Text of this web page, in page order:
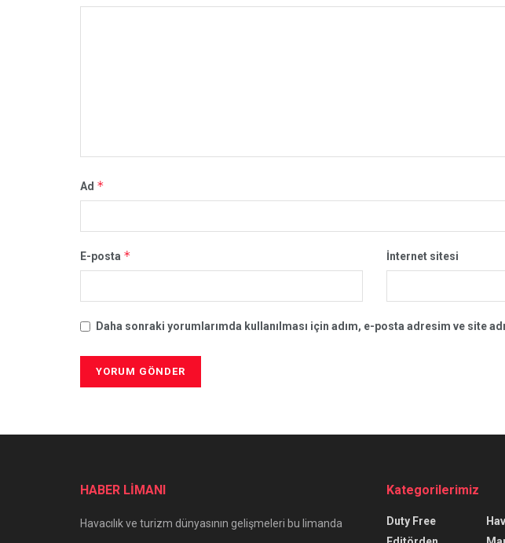
Ad *
E-posta * İnternet sitesi
Daha sonraki yorumlarımda kullanılması için adım, e-posta adresim ve site
HABER LİMANI
Havacılık ve turizm dünyasının gelişmeleri bu limanda
Kategorilerimiz
Duty Free